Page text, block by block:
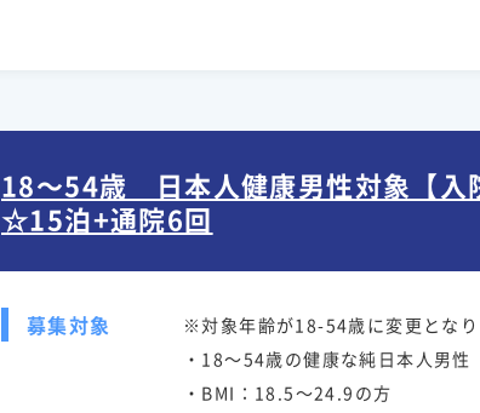
18～54歳 日本人健康男性対象【入
☆15泊+通院6回
募集対象
※対象年齢が18-54歳に変更とな
・18～54歳の健康な純日本人男性
・BMI：18.5～24.9の方